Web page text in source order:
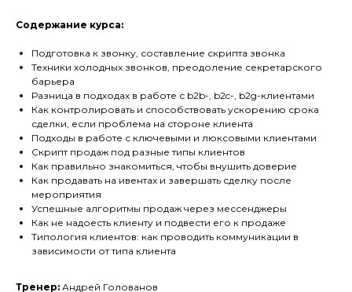
Содержание курса:
Подготовка к звонку, составление скрипта звонка
Техники холодных звонков, преодоление секретарского
барьера
Разница в подходах в работе с b2b-, b2c-, b2g-клиентами
Как контролировать и способствовать ускорению срока
сделки, если проблема на стороне клиента
Подходы в работе с ключевыми и люксовыми клиентами
Скрипт продаж под разные типы клиентов
Как правильно знакомиться, чтобы внушить доверие
Как продавать на ивентах и завершать сделку после
мероприятия
Успешные алгоритмы продаж через мессенджеры
Как не надоесть клиенту и подвести его к продаже
Типология клиентов: как проводить коммуникации в
зависимости от типа клиента
Тренер: Андрей Голованов